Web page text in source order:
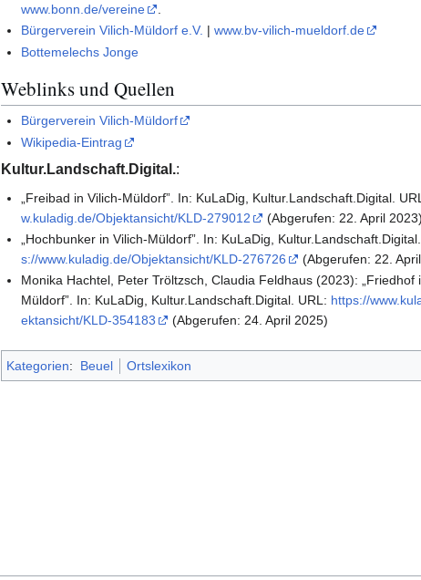
www.bonn.de/vereine
Bürgerverein Vilich-Müldorf e.V. |www.bv-vilich-mueldorf.de
Bottemelechs Jonge
Weblinks und Quellen
Bürgerverein Vilich-Müldorf
Wikipedia-Eintrag
Kultur.Landschaft.Digital.:
„Freibad in Vilich-Müldorf”. In: KuLaDig, Kultur.Landschaft.Digital.
w.kuladig.de/Objektansicht/KLD-279012
(Abgerufen: 22. April 2023)
„Hochbunker in Vilich-Müldorf”. In: KuLaDig,
s://www.kuladig.de/Objektansicht/KLD-276726
(Abgerufen: 22.
Monika Hachtel, Peter Tröltzsch, Claudia Feldhaus (2023): „Friedhof
Müldorf”. In: KuLaDig, Kultur.Landschaft.Digital. URL: https://
ektansicht/KLD-354183
(Abgerufen: 24. April 2025)
Kategorien: Beuel Ortslexikon